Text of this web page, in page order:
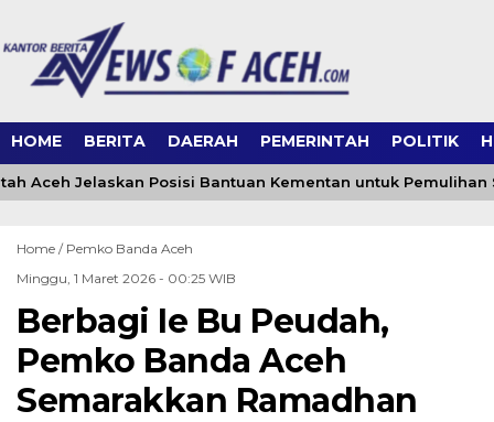
HOME BERITA DAERAH PEMERINTAH POLITIK
Aceh Jelaskan Posisi Bantuan Kementan untuk Pemulihan
Home / Pemko Banda Aceh
Minggu, 1 Maret 2026 - 00:25 WIB
Berbagi Ie Bu Peudah,
Pemko Banda Aceh
Semarakkan Ramadhan